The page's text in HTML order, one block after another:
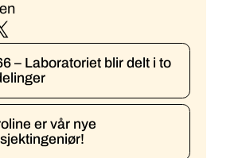
– Laboratoriet blir delt i to
er vår nye